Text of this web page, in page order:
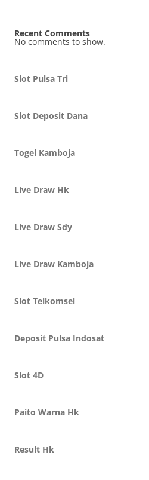
Recent Comments
No comments to show.
Slot Pulsa Tri
Slot Deposit Dana
Togel Kamboja
Live Draw Hk
Live Draw Sdy
Live Draw Kamboja
Slot Telkomsel
Deposit Pulsa Indosat
Slot 4D
Paito Warna Hk
Result Hk